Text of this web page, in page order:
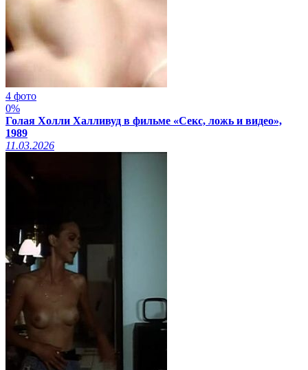
4 фото
0%
Голая Холли Халливуд в фильме «Секс, ложь и видео»,
1989
11.03.2026